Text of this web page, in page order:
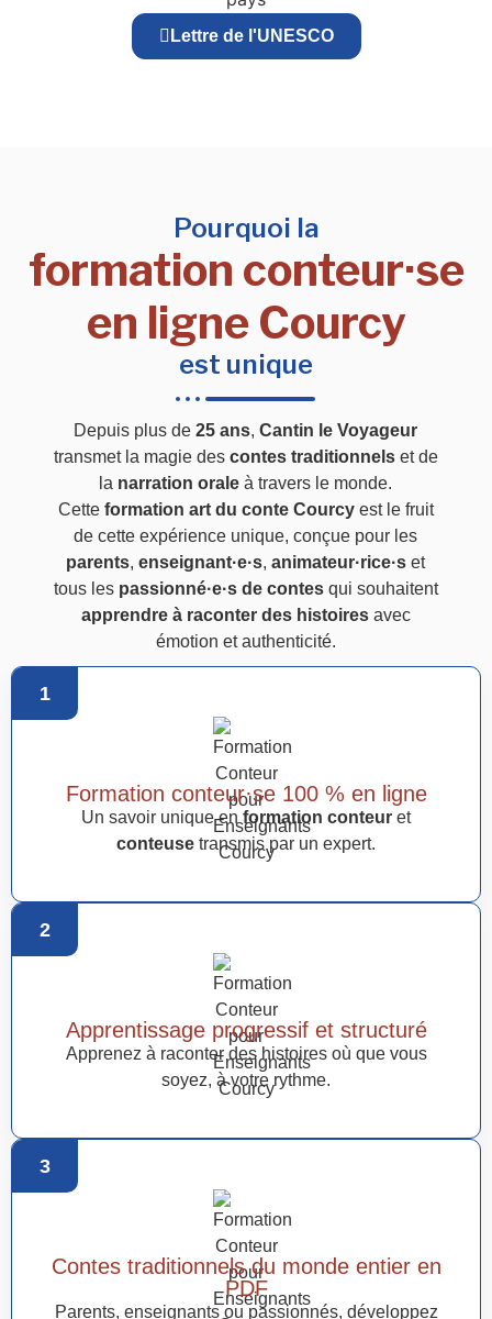
Lettre de l'UNESCO
Pourquoi la
formation conteur·se
en ligne Courcy
est unique
Depuis plus de25 ans,Cantin le Voyageur
transmet la magie des contes traditionnelset de
la narration orale à travers le monde.
Cette formation art du conte Courcyest le fruit
de cette expérience unique, conçue pour les
parents,enseignant·e·s,animateur·rice·s et
tous les passionné·e·s de contesqui souhaitent
apprendre à raconter des histoiresavec
émotion et authenticité.
1
Formation conteur·se 100 % en ligne
Un savoir unique en formation conteur et
conteuse transmis par un expert.
2
Apprentissage progressif et structuré
Apprenez à raconter des histoires où que vous
soyez, à votre rythme.
3
Contes traditionnels du monde entier en
PDF
Parents, enseignants ou passionnés, développez